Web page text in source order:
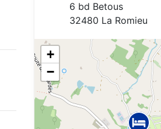
6 bd Betous
32480 La Romieu
+
−